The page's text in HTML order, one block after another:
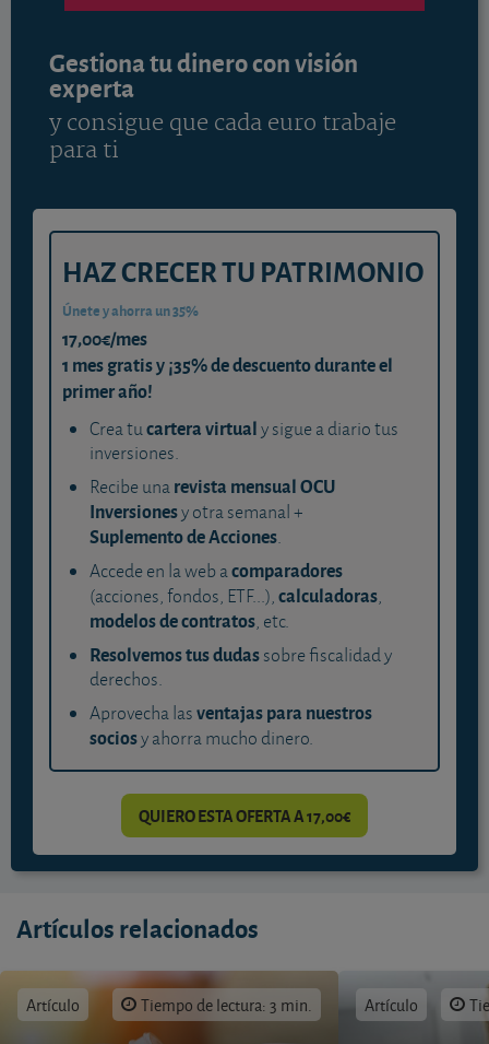
Gestiona tu dinero con visión
experta
y consigue que cada euro trabaje
para ti
HAZ CRECER TU PATRIMONIO
Únete y ahorra un 35%
17,00€/mes
1 mes gratis y ¡35% de descuento durante el
primer año!
Crea tucartera virtualy sigue a diario tus
inversiones.
Recibe unarevista mensual OCU
Inversionesy otra semanal +
Suplemento de Acciones.
Accede en la web acomparadores
(acciones, fondos, ETF...),calculadoras,
modelos de contratos, etc.
Resolvemos tus dudassobre fiscalidad y
derechos.
Aprovecha lasventajas para nuestros
sociosy ahorra mucho dinero.
QUIERO ESTA OFERTA A 17,00€
Artículos relacionados
Artículo Tiempo de lectura: 3 min. Artículo